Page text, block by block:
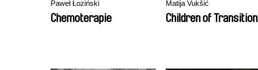
Paweł Łoziński
Chemoterapie
Matija Vukšić
Children of Transition